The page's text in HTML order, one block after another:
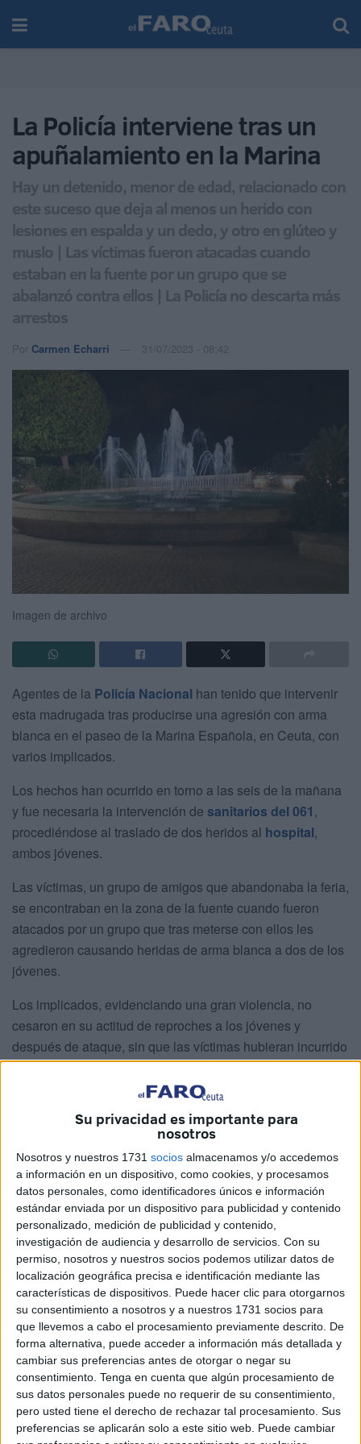
Su privacidad es importante para
nosotros
Nosotros y nuestros 1731 socios almacenamos y/o accedemos
a información en un dispositivo, como cookies, y procesamos
datos personales, como identificadores únicos e información
estándar enviada por un dispositivo para publicidad y contenido
personalizado, medición de publicidad y contenido,
investigación de audiencia y desarrollo de servicios. Con su
permiso, nosotros y nuestros socios podemos utilizar datos de
localización geográfica precisa e identificación mediante las
características de dispositivos. Puede hacer clic para otorgarnos
su consentimiento a nosotros y a nuestros 1731 socios para
que llevemos a cabo el procesamiento previamente descrito. De
forma alternativa, puede acceder a información más detallada y
cambiar sus preferencias antes de otorgar o negar su
consentimiento. Tenga en cuenta que algún procesamiento de
sus datos personales puede no requerir de su consentimiento,
pero usted tiene el derecho de rechazar tal procesamiento. Sus
preferencias se aplicarán solo a este sitio web. Puede cambiar
La Policía interviene tras un
apuñalamiento en la Marina
Hay un detenido, menor de edad, relacionado con
este suceso que deja al menos un herido con
lesiones en espalda y un dedo, y otro en glúteo y
muslo | Las víctimas fueron atacadas cuando
estaban en la fuente por un grupo que se
abalanzó contra ellos | La Policía no descarta más
arrestos
Por Carmen Echarri 31/07/2023 - 08:42
Imagen de archivo
Agentes de la Policía Nacional han tenido que intervenir
esta madrugada tras producirse una agresión con arma
blanca en el paseo de la Marina Española, en Ceuta, con
varios implicados.
Los hechos han ocurrido en torno a las seis de la mañana
y fue necesaria la intervención de sanitarios del 061,
procediéndose al traslado de dos heridos al hospital,
ambos jóvenes.
Las víctimas, un grupo de amigos que abandonaba la feria,
se encontraban en la zona de la fuente cuando fueron
atacados por un grupo que tras meterse con ellos les
agredieron causando heridas de arma blanca a dos de los
jóvenes.
Los implicados, evidenciando una gran violencia, no
cesaron en su actitud de reproches a los jóvenes y
después de ataque, sin que las víctimas hubieran incurrido
en ninguna acción provocativa.
Fueron el objetivo casual de esa noche terminando dos de
ellos en urgencias del hospital esperando nueva
En la zona también había, según testigos presenciales,
unidades de laPolicía Local. La alerta sobre lo ocurrido
se giró al 112, teléfono único de emergencias, pocos
minutos antes de las seis de esta mañana.
Uno de los heridos presentaba lesiones en la espalda y en
un dedo, requiriendo asistencia sanitaria que llegó
rápidamente. El otro tenía heridas en glúteo y muslo.
Ambos están en Urgencias y tienen además contusiones
en sus rostros. De hecho aunque algunos testigos
presenciales acudieron rápidamente a la clínica Septem
en busca de ayuda, no fue necesario al haber
desplazamiento rápido de los sanitarios del 061.